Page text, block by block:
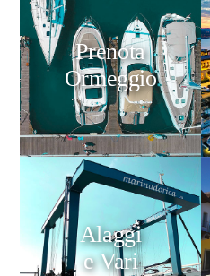
Prenota
Ormeggio
Alaggi
e Vari